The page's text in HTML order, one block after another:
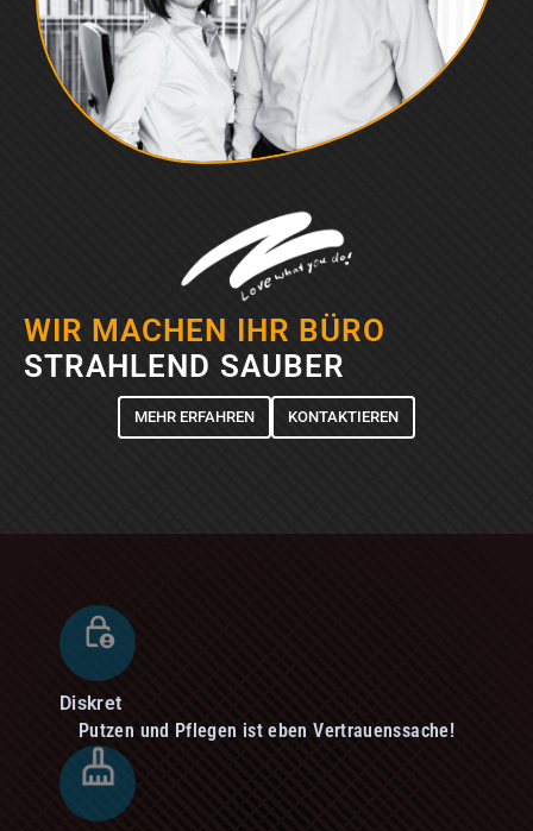
WIR MACHEN IHR BÜRO
STRAHLEND SAUBER
MEHR ERFAHREN KONTAKTIEREN
Diskret
Putzen und Pflegen ist eben Vertrauenssache!